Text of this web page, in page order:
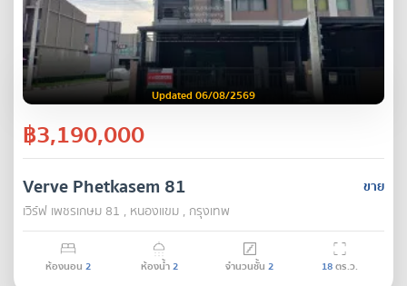
Updated 06/08/2569
฿3,190,000
ขาย
Verve Phetkasem 81
เวิร์ฟ เพชรเกษม 81 , หนองแขม , กรุงเทพ
ห้องนอน 2 ห้องน้ำ2 จำนวนชั้น 2 18ตร.ว.